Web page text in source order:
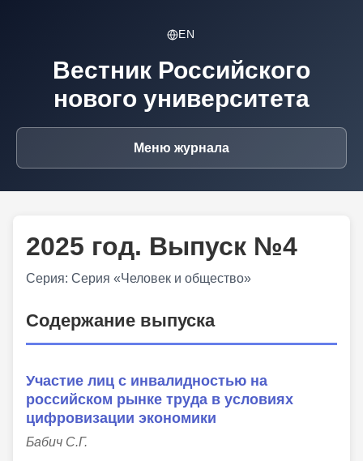
EN
Вестник Российского
нового университета
Меню журнала
2025 год. Выпуск №4
Серия: Серия «Человек и общество»
Содержание выпуска
Участие лиц с инвалидностью на
российском рынке труда в условиях
цифровизации экономики
Бабич С.Г.